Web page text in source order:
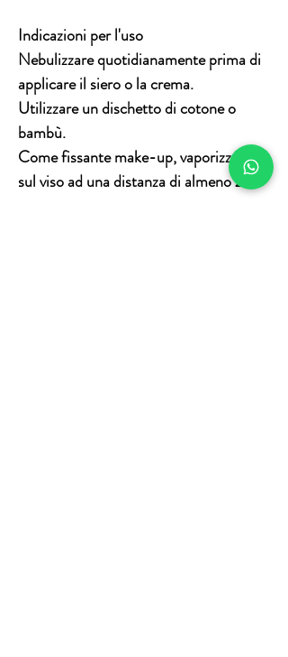
Indicazioni per l'uso
Nebulizzare quotidianamente prima di
applicare il siero o la crema.
Utilizzare un dischetto di cotone o
bambù.
Come fissante make-up, vaporizzare
sul viso ad una distanza di almeno 20